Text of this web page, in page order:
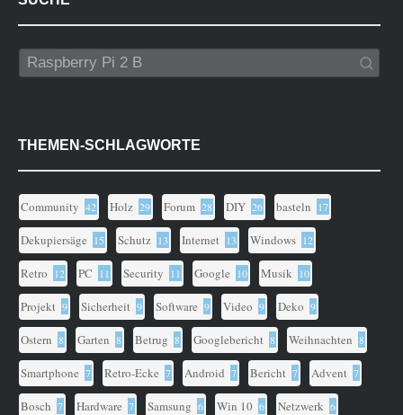
THEMEN-SCHLAGWORTE
Community 42 Holz 29 Forum 28 DIY 26 basteln 17
Dekupiersäge 15 Schutz 13 Internet 13 Windows 12
Retro 12 PC 11 Security 11 Google 10 Musik 10
Projekt 9 Sicherheit 9 Software 9 Video 9 Deko 9
Ostern 8 Garten 8 Betrug 8 Googlebericht 8 Weihnachten 8
Smartphone 7 Retro-Ecke 7 Android 7 Bericht 7 Advent 7
Bosch 7 Hardware 7 Samsung 6 Win 10 6 Netzwerk 6